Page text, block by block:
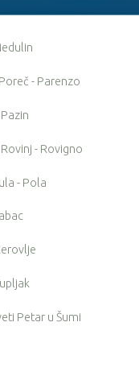
- Parenzo
- Rovigno
Pola
u Šumi